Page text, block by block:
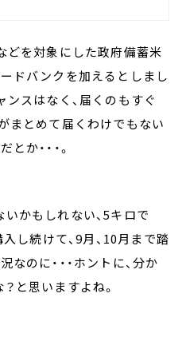
どを対象にした政府備蓄米
ドバンクを加えるとしまし
ンスはなく、届くのもすぐ
まとめて届くわけでもない
か・・・。
かもしれない、5キロで
し続けて、9月、10月まで踏
のに・・・ホントに、分か
と思いますよね。